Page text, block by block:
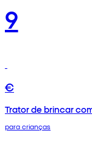
9
€
Trator de brincar
para crianças